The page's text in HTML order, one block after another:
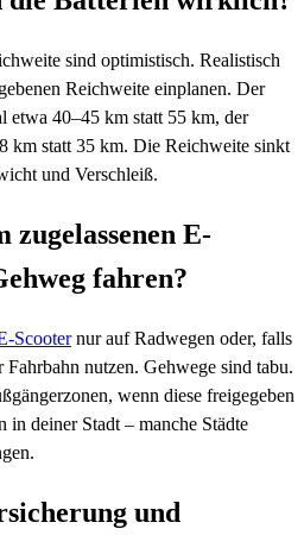
sind optimistisch. Realistisch
Reichweite einplanen. Der
40–45 km statt 55 km, der
km statt 35 km. Die Reichweite sinkt
und Verschleiß.
E-
fahren?
Scooternur auf Radwegen oder, falls
nutzen. Gehwege sind tabu.
wenn diese freigegeben
deiner Stadt – manche Städte
und